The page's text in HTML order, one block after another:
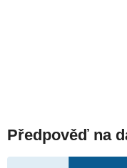
Předpověď na